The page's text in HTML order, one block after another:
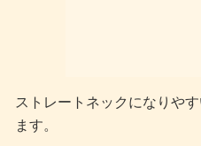
ストレートネックになりや
ます。